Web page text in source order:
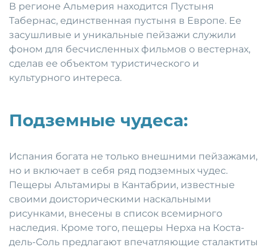
В регионе Альмерия находится Пустыня
Табернас, единственная пустыня в Европе. Ее
засушливые и уникальные пейзажи служили
фоном для бесчисленных фильмов о вестернах,
сделав ее объектом туристического и
культурного интереса.
Подземные чудеса:
Испания богата не только внешними пейзажами,
но и включает в себя ряд подземных чудес.
Пещеры Альтамиры в Кантабрии, известные
своими доисторическими наскальными
рисунками, внесены в список всемирного
наследия. Кроме того, пещеры Нерха на Коста-
дель-Соль предлагают впечатляющие сталактиты